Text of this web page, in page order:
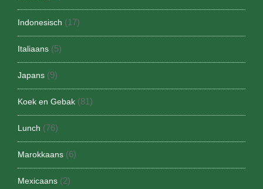
Indonesisch (17)
Italiaans (5)
Japans (9)
Koek en Gebak (81)
Lunch (76)
Marokkaans (6)
Mexicaans (2)